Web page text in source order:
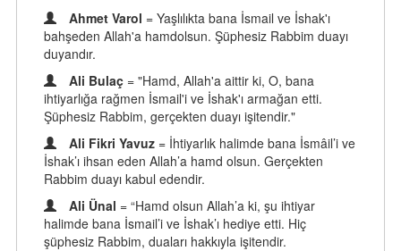
Ahmet Varol = Yaşlılıkta bana İsmail ve İshak'ı
bahşeden Allah'a hamdolsun. Şüphesiz Rabbim duayı
duyandır.
Ali Bulaç = "Hamd, Allah'a aittir ki, O, bana
ihtiyarlığa rağmen İsmail'i ve İshak'ı armağan etti.
Şüphesiz Rabbim, gerçekten duayı işitendir."
Ali Fikri Yavuz = İhtiyarlık halimde bana İsmâil’i ve
İshak’ı ihsan eden Allah’a hamd olsun. Gerçekten
Rabbim duayı kabul edendir.
Ali Ünal = “Hamd olsun Allah’a ki, şu ihtiyar
halimde bana İsmail’i ve İshak’ı hediye etti. Hiç
şüphesiz Rabbim, duaları hakkıyla işitendir.